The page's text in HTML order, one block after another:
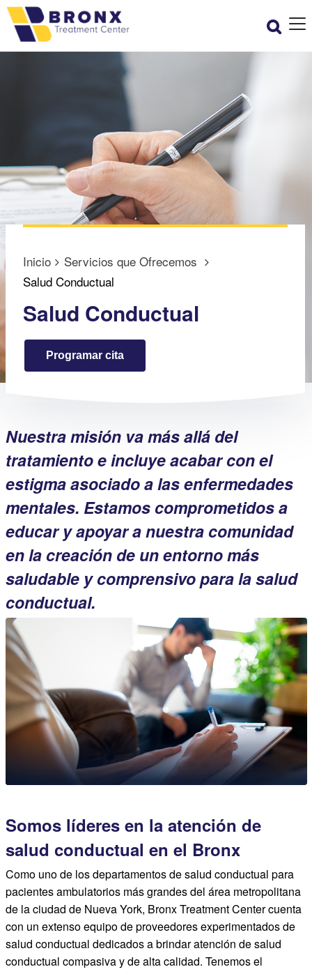
Inicio
Servicios que Ofrecemos
Salud Conductual
Salud Conductual
Programar cita
Nuestra misión va más allá del
tratamiento e incluye acabar con el
estigma asociado a las enfermedades
mentales. Estamos comprometidos a
educar y apoyar a nuestra comunidad
en la creación de un entorno más
saludable y comprensivo para la salud
conductual.
Somos líderes en la atención de
salud conductual en el Bronx
Como uno de los departamentos de salud conductual para
pacientes ambulatorios más grandes del área metropolitana
de la ciudad de Nueva York, Bronx Treatment Center cuenta
con un extenso equipo de proveedores experimentados de
salud conductual dedicados a brindar atención de salud
conductual compasiva y de alta calidad. Tenemos el